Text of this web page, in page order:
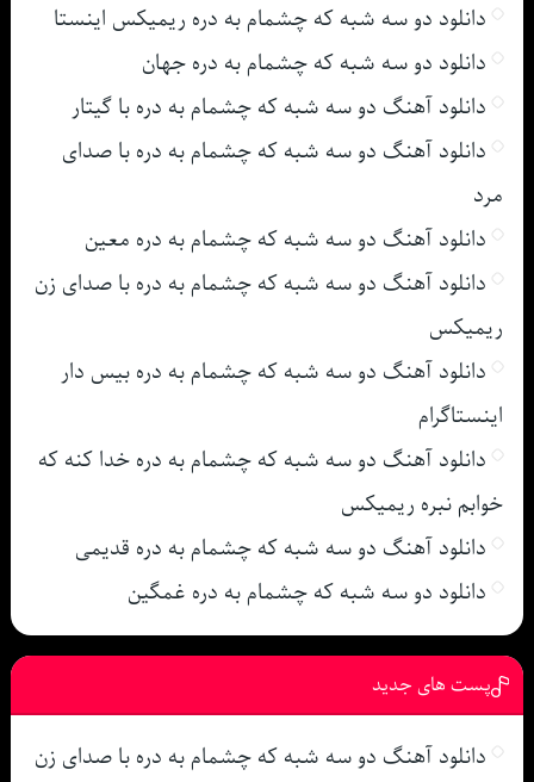
دانلود دو سه شبه که چشمام به دره ریمیکس اینستا
دانلود دو سه شبه که چشمام به دره جهان
دانلود آهنگ دو سه شبه که چشمام به دره با گیتار
دانلود آهنگ دو سه شبه که چشمام به دره با صدای
مرد
دانلود آهنگ دو سه شبه که چشمام به دره معین
دانلود آهنگ دو سه شبه که چشمام به دره با صدای زن
ریمیکس
دانلود آهنگ دو سه شبه که چشمام به دره بیس دار
اینستاگرام
دانلود آهنگ دو سه شبه که چشمام به دره خدا کنه که
خوابم نبره ریمیکس
دانلود آهنگ دو سه شبه که چشمام به دره قدیمی
دانلود دو سه شبه که چشمام به دره غمگین
پست های جدید
دانلود آهنگ دو سه شبه که چشمام به دره با صدای زن